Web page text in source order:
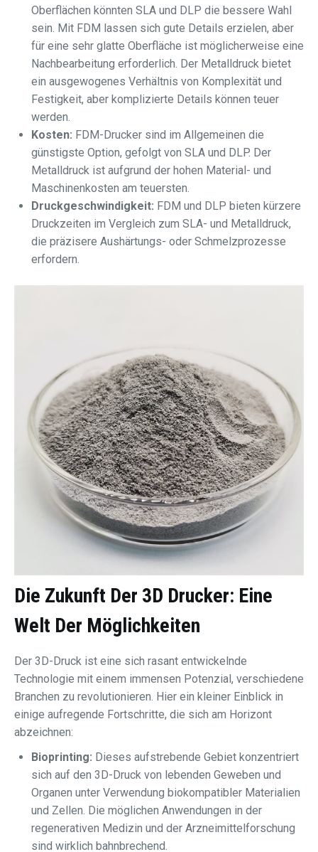
Oberflächen könnten SLA und DLP die bessere Wahl
sein. Mit FDM lassen sich gute Details erzielen, aber
für eine sehr glatte Oberfläche ist möglicherweise eine
Nachbearbeitung erforderlich. Der Metalldruck bietet
ein ausgewogenes Verhältnis von Komplexität und
Festigkeit, aber komplizierte Details können teuer
werden.
Kosten: FDM-Drucker sind im Allgemeinen die
günstigste Option, gefolgt von SLA und DLP. Der
Metalldruck ist aufgrund der hohen Material- und
Maschinenkosten am teuersten.
Druckgeschwindigkeit: FDM und DLP bieten kürzere
Druckzeiten im Vergleich zum SLA- und Metalldruck,
die präzisere Aushärtungs- oder Schmelzprozesse
erfordern.
Die Zukunft Der 3D Drucker: Eine
Welt Der Möglichkeiten
Der 3D-Druck ist eine sich rasant entwickelnde
Technologie mit einem immensen Potenzial, verschiedene
Branchen zu revolutionieren. Hier ein kleiner Einblick in
einige aufregende Fortschritte, die sich am Horizont
abzeichnen:
Bioprinting: Dieses aufstrebende Gebiet konzentriert
sich auf den 3D-Druck von lebenden Geweben und
Organen unter Verwendung biokompatibler Materialien
und Zellen. Die möglichen Anwendungen in der
regenerativen Medizin und der Arzneimittelforschung
sind wirklich bahnbrechend.